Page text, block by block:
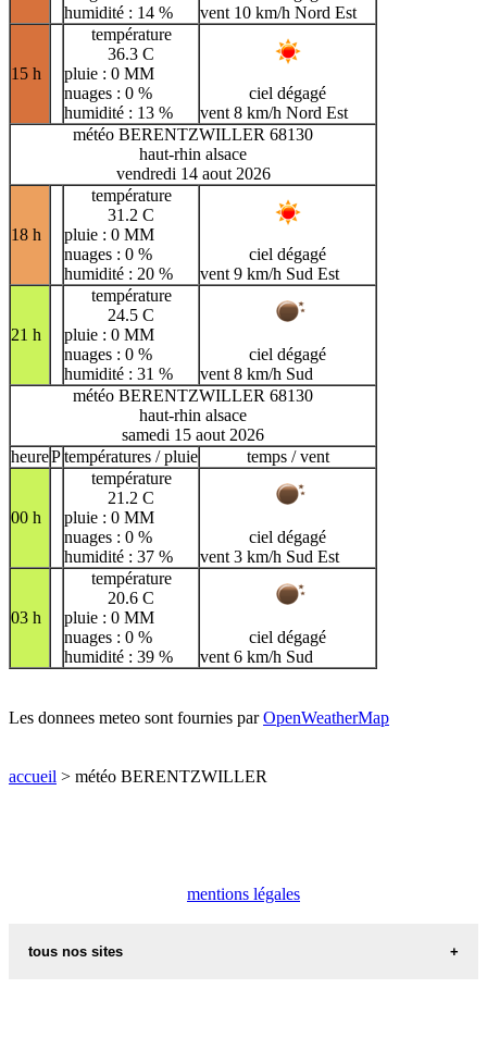
humidité : 14 %
vent 10 km/h Nord Est
15 h
température
36.3 C
pluie : 0 MM
nuages : 0 %
humidité : 13 %
ciel dégagé
vent 8 km/h Nord Est
météo BERENTZWILLER 68130
haut-rhin alsace
vendredi 14 aout 2026
18 h
température
31.2 C
pluie : 0 MM
nuages : 0 %
humidité : 20 %
ciel dégagé
vent 9 km/h Sud Est
21 h
température
24.5 C
pluie : 0 MM
nuages : 0 %
humidité : 31 %
ciel dégagé
vent 8 km/h Sud
météo BERENTZWILLER 68130
haut-rhin alsace
samedi 15 aout 2026
heurePtempératures / pluie temps / vent
00 h
température
21.2 C
pluie : 0 MM
nuages : 0 %
humidité : 37 %
ciel dégagé
vent 3 km/h Sud Est
03 h
température
20.6 C
pluie : 0 MM
nuages : 0 %
humidité : 39 %
ciel dégagé
vent 6 km/h Sud
Les donnees meteo sont fournies parOpenWeatherMap
accueil > météo BERENTZWILLER
mentions légales
tous nos sites